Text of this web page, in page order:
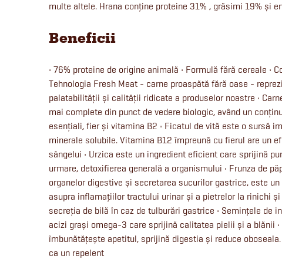
multe altele. Hrana conține proteine 31% , grăsimi 19% și
Beneficii
• 76% proteine de origine animală • Formulă fără cereale •
Tehnologia Fresh Meat - carne proaspătă fără oase -
palatabilității și calității ridicate a produselor noastre •
mai complete din punct de vedere biologic, având un
esențiali, fier și vitamina B2 • Ficatul de vită este o sursă
minerale solubile. Vitamina B12 împreună cu fierul are un
sângelui • Urzica este un ingredient eficient care sprijină
urmare, detoxifierea generală a organismului • Frunza de
organelor digestive și secretarea sucurilor gastrice, este
asupra inflamațiilor tractului urinar și a pietrelor la rinichi
secreția de bilă în caz de tulburări gastrice • Semințele de
acizi grași omega-3 care sprijină calitatea pielii și a blănii •
îmbunătățește apetitul, sprijină digestia și reduce
ca un repelent